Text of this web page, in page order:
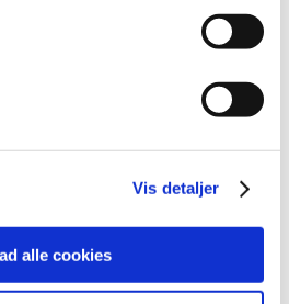
Vis detaljer
alle cookies